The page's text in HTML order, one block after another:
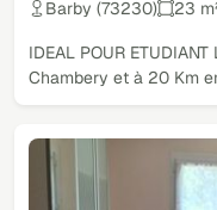
Barby (73230) 23
IDEAL POUR
Chambery et à 20 Km